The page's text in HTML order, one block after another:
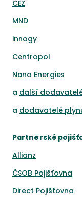
ČEZ
MND
innogy
Centropol
Nano Energies
a další
a dodavatelé
Partnerské
Allianz
ČSOB Pojišťovna
Direct Pojišťovna